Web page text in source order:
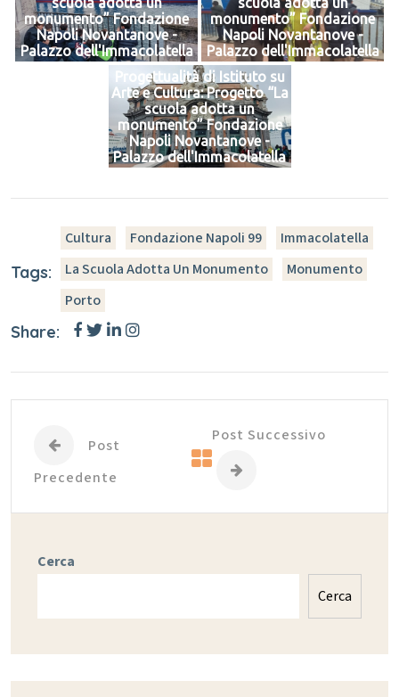
monumento” Fondazione
Napoli Novantanove -
Palazzo dell'Immacolatella
monumento” Fondazione
Napoli Novantanove -
Palazzo dell'Immacolatella
Progettualità di Istituto su
Arte e Cultura: Progetto “La
scuola adotta un
monumento” Fondazione
Napoli Novantanove -
Palazzo dell'Immacolatella
Tags:
Cultura Fondazione Napoli 99
Immacolatella
La Scuola Adotta Un Monumento
Monumento
Porto
Share:
Post
Precedente
Post Successivo
Cerca
Cerca